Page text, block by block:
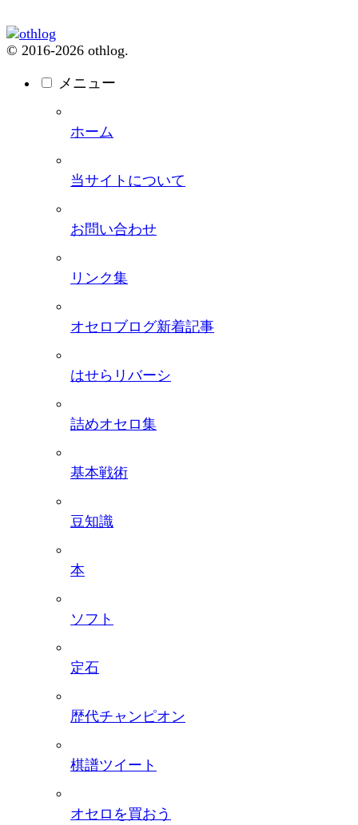
© 2016-2026 othlog.
メニュー
ホーム
当サイトについて
お問い合わせ
リンク集
オセロブログ新着記事
はせらリバーシ
詰めオセロ集
基本戦術
豆知識
本
ソフト
定石
歴代チャンピオン
棋譜ツイート
オセロを買おう